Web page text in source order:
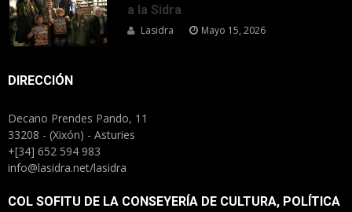
a la Sidra
Lasidra Mayo 15, 2026
DIRECCIÓN
Decano Prendes Pando, 11
33208 - (Xixón) - Asturies
+[34] 652 594 983
info@lasidra.net/lasidra
COL SOFITU DE LA CONSEYERÍA DE CULTURA, POLÍTICA